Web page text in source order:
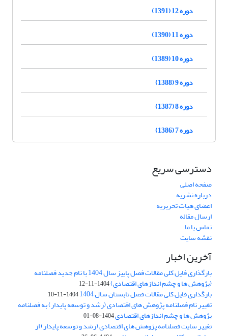
دوره 12 (1391)
دوره 11 (1390)
دوره 10 (1389)
دوره 9 (1388)
دوره 8 (1387)
دوره 7 (1386)
دسترسی سریع
صفحه اصلی
درباره نشریه
اعضای هیات تحریریه
ارسال مقاله
تماس با ما
نقشه سایت
آخرین اخبار
بارگذاری فایل کلی مقالات فصل پاییز سال 1404 با نام جدید فصلنامه
(پژوهش ها و چشم اندازهای اقتصادی)1404-11-12
بارگذاری فایل کلی مقالات فصل تابستان سال 1404 1404-11-10
تغییر نام فصلنامه پژوهش های اقتصادی (رشد و توسعه پایدار) به فصلنامه
پژوهش ها و چشم اندازهای اقتصادی1404-08-01
تغییر سایت فصلنامه پژوهش های اقتصادی (رشد و توسعه پایدار) از